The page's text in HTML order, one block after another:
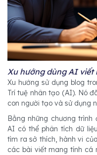
Xu hướng dùng AI viết
Xu hướng sử dụng blog
Trí tuệ nhân tạo (AI). Nó
con người tạo và sử dụng
Bằng những chương
AI có thể phân tích dữ
tìm ra sở thích, hành vi
các bài viết mang tính cá